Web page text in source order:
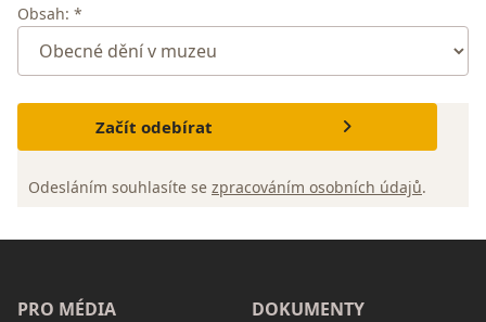
Obsah: *
Začít odebírat
Odesláním souhlasíte se zpracováním osobních údajů.
PRO MÉDIA DOKUMENTY